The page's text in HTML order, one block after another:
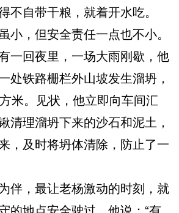
不自带干粮，就着开水吃。
，但安全责任一点也不小。
一回夜里，一场大雨刚歇，他
处铁路栅栏外山坡发生溜坍，
米。见状，他立即向车间汇
清理溜坍下来的沙石和泥土，
，及时将坍体清除，防止了一
，最让老杨激动的时刻，就